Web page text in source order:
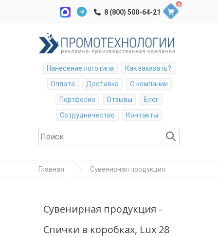
0
Нанесение логотипа
Как заказать?
Оплата
Доставка
О компании
Портфолио
Отзывы
Блог
Сотрудничество
Контакты
Главная Сувенирная продукция
28 L51 (51x26x13mm) Наполнение 28 спичек
Сувенирная продукция -
Спички в коробках, Lux 28